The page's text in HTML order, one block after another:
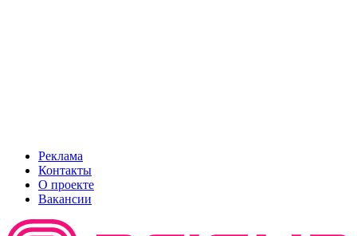
Реклама
Контакты
О проекте
Вакансии